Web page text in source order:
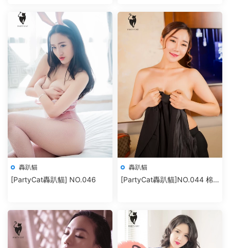
轟趴貓
[PartyCat轟趴貓] NO.046
轟趴貓
[PartyCat轟趴貓]NO.044 棉